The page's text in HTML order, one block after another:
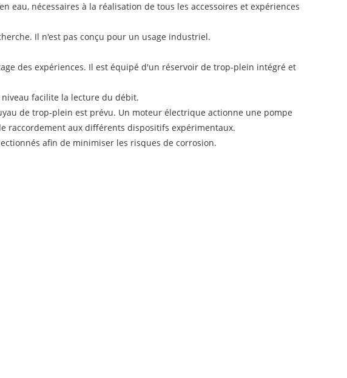
eau, nécessaires à la réalisation de tous les accessoires et expériences
Il n'est pas conçu pour un usage industriel.
des expériences. Il est équipé d'un réservoir de trop-plein intégré et
facilite la lecture du débit.
de trop-plein est prévu. Un moteur électrique actionne une pompe
aux différents dispositifs expérimentaux.
afin de minimiser les risques de corrosion.